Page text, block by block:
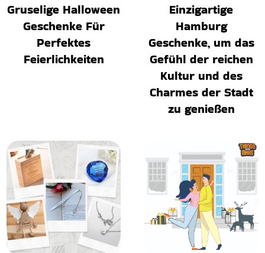
Gruselige Halloween
Geschenke Für
Perfektes
Feierlichkeiten
Einzigartige
Hamburg
Geschenke, um das
Gefühl der reichen
Kultur und des
Charmes der Stadt
zu genießen